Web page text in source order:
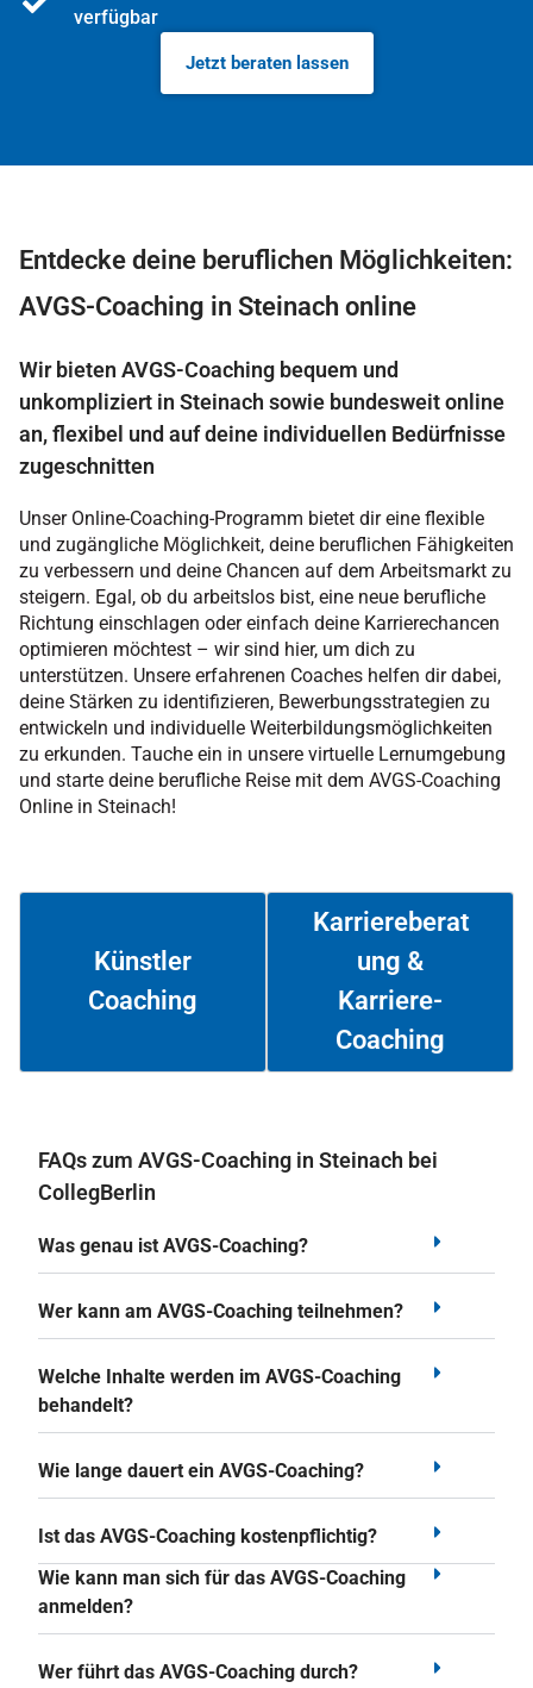
verfügbar
Jetzt beraten lassen
Entdecke deine beruflichen Möglichkeiten:
AVGS-Coaching in Steinach online
Wir bieten AVGS-Coaching bequem und
unkompliziert in Steinach sowie bundesweit online
an, flexibel und auf deine individuellen Bedürfnisse
zugeschnitten
Unser Online-Coaching-Programm bietet dir eine flexible
und zugängliche Möglichkeit, deine beruflichen Fähigkeiten
zu verbessern und deine Chancen auf dem Arbeitsmarkt zu
steigern. Egal, ob du arbeitslos bist, eine neue berufliche
Richtung einschlagen oder einfach deine Karrierechancen
optimieren möchtest – wir sind hier, um dich zu
unterstützen. Unsere erfahrenen Coaches helfen dir dabei,
deine Stärken zu identifizieren, Bewerbungsstrategien zu
entwickeln und individuelle Weiterbildungsmöglichkeiten
zu erkunden. Tauche ein in unsere virtuelle Lernumgebung
und starte deine berufliche Reise mit dem AVGS-Coaching
Online in Steinach!
Künstler
Coaching
Weiterlesen
Karriereberat
ung &
Karriere-
Coaching
Weiterlesen
FAQs zum AVGS-Coaching in Steinach bei
CollegBerlin
Was genau ist AVGS-Coaching?
Wer kann am AVGS-Coaching teilnehmen?
Welche Inhalte werden im AVGS-Coaching
behandelt?
Wie lange dauert ein AVGS-Coaching?
Ist das AVGS-Coaching kostenpflichtig?
Wie kann man sich für das AVGS-Coaching
anmelden?
Wer führt das AVGS-Coaching durch?